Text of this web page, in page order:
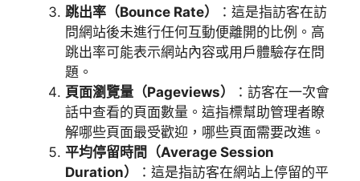
跳出率（Bounce Rate）
：這是指訪客在訪
問網站後未進行任何互動便離開的比例。高
跳出率可能表示網站內容或用戶體驗存在問
題。
頁面瀏覽量（Pageviews）
：訪客在一次會
話中查看的頁面數量。這指標幫助管理者瞭
解哪些頁面最受歡迎，哪些頁面需要改進。
平均停留時間（Average Session
Duration）
：這是指訪客在網站上停留的平